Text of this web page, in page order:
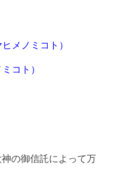
メノミコト）
コト）
の御信託によって万